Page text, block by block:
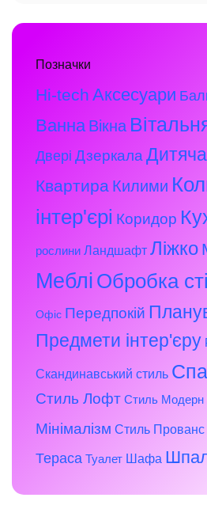
Позначки
Hi-tech Аксесуари
Ванна Вікна
Двері ДзеркалаДитяча
Квартира Килими
інтер'єрі Коридор
рослини Ландшафт Ліжко
Меблі Обробка
Офіс Передпокій
Предмети інтер'єру
Скандинавський стиль
Стиль Лофт Стиль Модерн
Мінімалізм Стиль Прованс
Тераса Туалет Шафа